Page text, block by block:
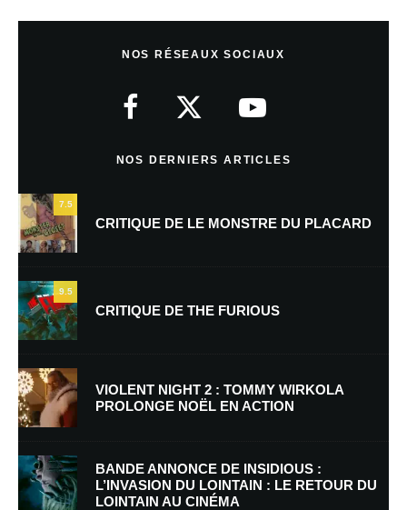
Nom*
E-mail *
Enregistrer mon nom, mon e-mail et mon site dans le navigateur pour
NOS RÉSEAUX SOCIAUX
NOS DERNIERS ARTICLES
7.5
CRITIQUE DE LE MONSTRE DU PLACARD
9.5
CRITIQUE DE THE FURIOUS
VIOLENT NIGHT 2 : TOMMY WIRKOLA
PROLONGE NOËL EN ACTION
BANDE ANNONCE DE INSIDIOUS :
L’INVASION DU LOINTAIN : LE RETOUR DU
LOINTAIN AU CINÉMA